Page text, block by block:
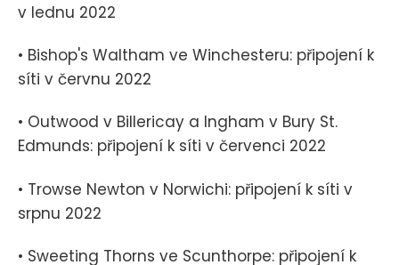
v lednu 2022
• Bishop's Waltham ve Winchesteru: připojení k
síti v červnu 2022
• Outwood v Billericay a Ingham v Bury St.
Edmunds: připojení k síti v červenci 2022
• Trowse Newton v Norwichi: připojení k síti v
srpnu 2022
• Sweeting Thorns ve Scunthorpe: připojení k